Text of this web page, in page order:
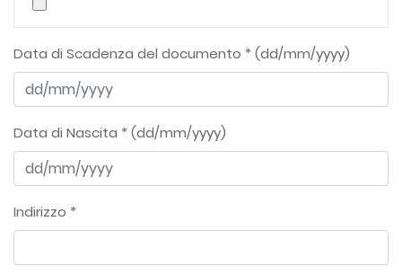
Data di Scadenza del documento * (dd/mm/yyyy)
Data di Nascita * (dd/mm/yyyy)
Indirizzo *